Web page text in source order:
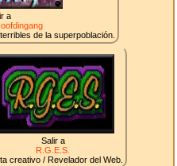
a
de la superpoblación.
Salir a
R.G.E.S.
creativo / Revelador del Web.